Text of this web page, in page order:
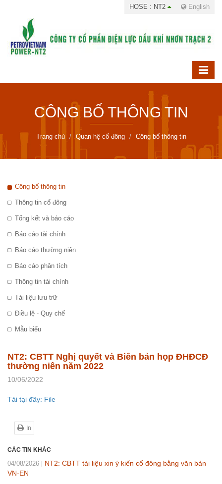
HOSE : NT2 English
CÔNG BỐ THÔNG TIN
Trang chủ Quan hệ cổ đông Công bố thông tin
Công bố thông tin
Thông tin cổ đông
Tổng kết và báo cáo
Báo cáo tài chính
Báo cáo thường niên
Báo cáo phân tích
Thông tin tài chính
Tài liệu lưu trữ
Điều lệ - Quy chế
Mẫu biểu
NT2: CBTT Nghị quyết và Biên bản họp ĐHĐCĐ
thường niên năm 2022
10/06/2022
Tải tại đây: File
In
CÁC TIN KHÁC
04/08/2026
NT2: CBTT tài liệu xin ý kiến cổ đông bằng văn bản
VN-EN